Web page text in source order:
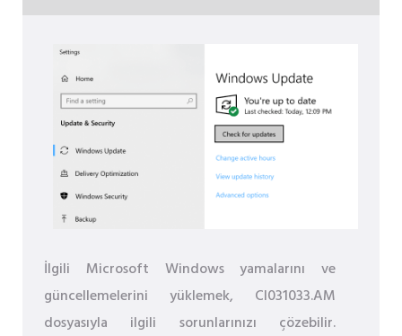
İlgili Microsoft Windows yamalarını ve
güncellemelerini yüklemek, CI031033.AM
dosyasıyla ilgili sorunlarınızı çözebilir.